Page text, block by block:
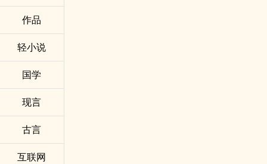
作品
轻小说
国学
现言
古言
互联网